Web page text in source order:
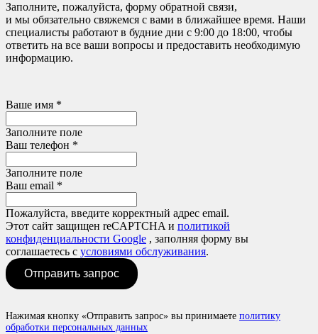
Заполните, пожалуйста, форму обратной связи,
и мы обязательно свяжемся с вами в ближайшее время. Наши
специалисты работают в будние дни с 9:00 до 18:00, чтобы
ответить на все ваши вопросы и предоставить необходимую
информацию.
Ваше имя *
Заполните поле
Ваш телефон *
Заполните поле
Ваш email *
Пожалуйста, введите корректный адрес email.
Этот сайт защищен reCAPTCHA и политикой
конфиденциальности Google , заполняя форму вы
соглашаетесь с условиями обслуживания.
Отправить запрос
Нажимая кнопку «Отправить запрос» вы принимаете политику
обработки персональных данных